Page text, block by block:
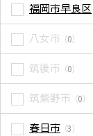
福岡市早良区
八女市 （0）
筑後市 （0）
筑紫野市 （0）
春日市 （3）